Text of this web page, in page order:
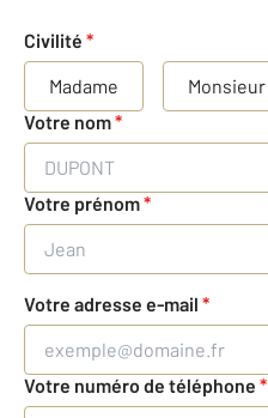
Civilité *
Madame
Monsieur
Votre nom*
Votre prénom*
Votre adresse e-mail *
Votre numéro de téléphone *